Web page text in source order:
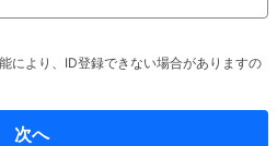
により、ID登録できない場合がありますの
次へ